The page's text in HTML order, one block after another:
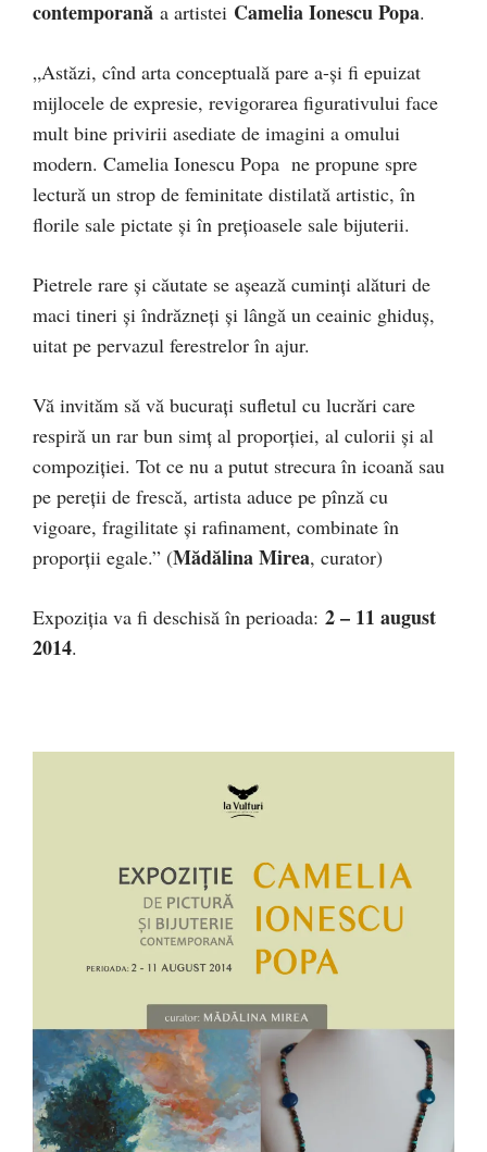
contemporană a artistei Camelia Ionescu Popa.
„Astăzi, cînd arta conceptuală pare a-şi fi epuizat
mijlocele de expresie, revigorarea figurativului face
mult bine privirii asediate de imagini a omului
modern. Camelia Ionescu Popa ne propune spre
lectură un strop de feminitate distilată artistic, în
florile sale pictate şi în preţioasele sale bijuterii.
Pietrele rare şi căutate se aşează cuminţi alături de
maci tineri şi îndrăzneţi şi lângă un ceainic ghiduş,
uitat pe pervazul ferestrelor în ajur.
Vă invităm să vă bucuraţi sufletul cu lucrări care
respiră un rar bun simţ al proporţiei, al culorii şi al
compoziţiei. Tot ce nu a putut strecura în icoană sau
pe pereţii de frescă, artista aduce pe pînză cu
vigoare, fragilitate şi rafinament, combinate în
proporţii egale.” (Mădălina Mirea, curator)
Expoziţia va fi deschisă în perioada: 2 – 11 august
2014.